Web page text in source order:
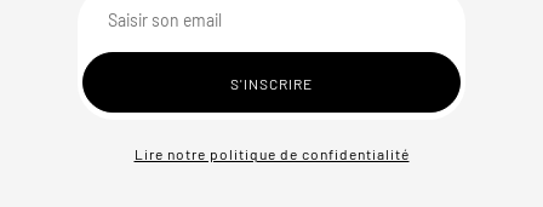
Lire notre politique de confidentialité